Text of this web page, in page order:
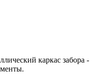
каркас забора -